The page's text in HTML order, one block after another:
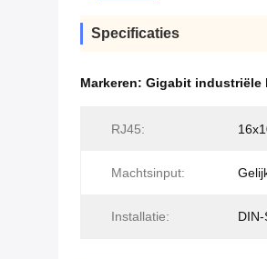
Specificaties
Markeren: Gigabit industriële
RJ45:
Machtsinput:
Installatie: